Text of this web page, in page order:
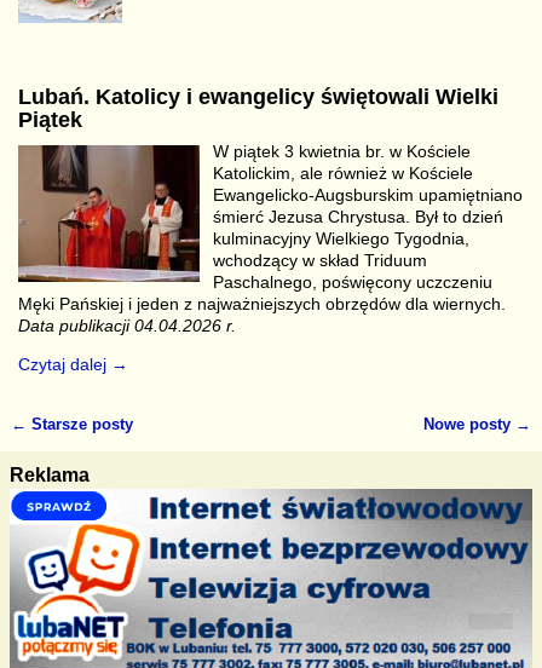
Lubań. Katolicy i ewangelicy świętowali Wielki
Piątek
W piątek 3 kwietnia br. w Kościele
Katolickim, ale również w Kościele
Ewangelicko-Augsburskim upamiętniano
śmierć Jezusa Chrystusa. Był to dzień
kulminacyjny Wielkiego Tygodnia,
wchodzący w skład Triduum
Paschalnego, poświęcony uczczeniu
Męki Pańskiej i jeden z najważniejszych obrzędów dla wiernych.
Data publikacji 04.04.2026 r.
Czytaj dalej →
← Starsze posty Nowe posty →
Reklama